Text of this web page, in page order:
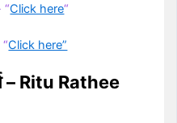
“Click here“
Click here”
– Ritu Rathee